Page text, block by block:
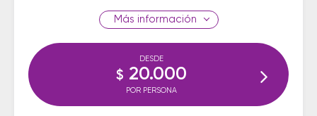
información
DESDE
$ 20.000
POR PERSONA